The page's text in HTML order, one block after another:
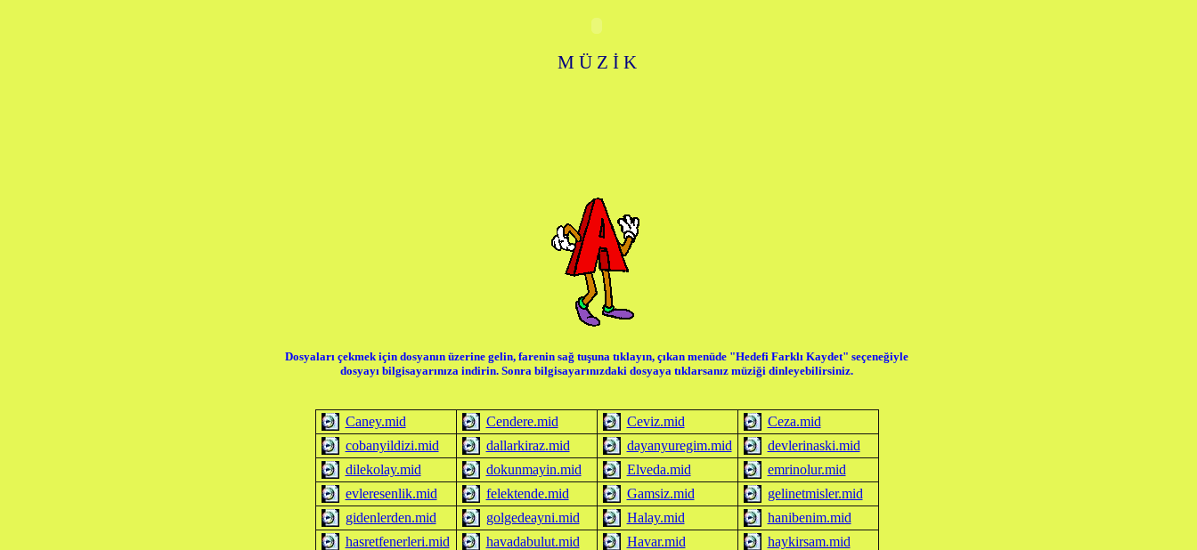
M Ü Z İ K
Dosyaları çekmek için dosyanın üzerine gelin, farenin sağ tuşuna tıklayın, çıkan menüde "Hedefi Farklı Kaydet" seçeneğiyle
dosyayı bilgisayarınıza indirin. Sonra bilgisayarınızdaki dosyaya tıklarsanız müziği dinleyebilirsiniz.
Caney.mid Cendere.mid Ceviz.mid
Ceza.mid
cobanyildizi.mid
dallarkiraz.mid dayanyuregim.mid
devlerinaski.mid
dilekolay.mid
dokunmayin.mid Elveda.mid
emrinolur.mid
evleresenlik.mid
felektende.mid Gamsiz.mid
gelinetmisler.mid
gidenlerden.mid
golgedeayni.mid Halay.mid
hanibenim.mid
hasretfenerleri.mid
havadabulut.mid Havar.mid
haykirsam.mid